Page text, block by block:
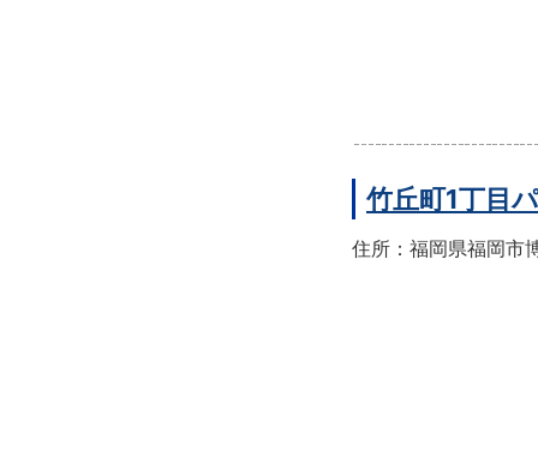
竹丘町1丁目
住所：福岡県福岡市